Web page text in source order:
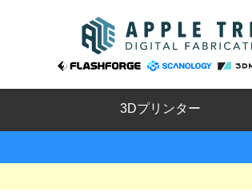
3Dプリンター